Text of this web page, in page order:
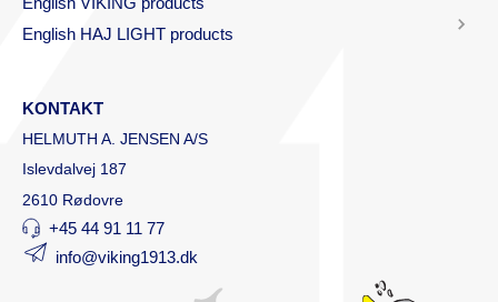
English HAJ LIGHT products
KONTAKT
HELMUTH A. JENSEN A/S
Islevdalvej 187
2610 Rødovre
+45 44 91 11 77
info@viking1913.dk